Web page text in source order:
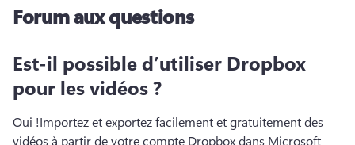
Forum aux questions
Est-il possible d’utiliser Dropbox
pour les vidéos ?
Oui !Importez et exportez facilement et gratuitement des
vidéos à partir de votre compte Dropbox dans Microsoft